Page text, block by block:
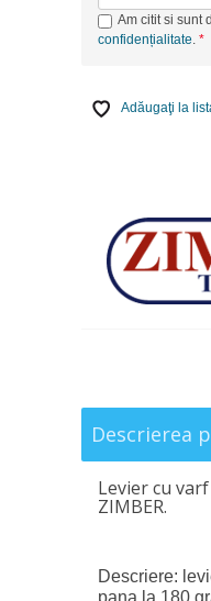
Am citit si sunt
confidențialitate.
Adăugaţi la
Descrierea
Levier cu
ZIMBER.
Descriere: